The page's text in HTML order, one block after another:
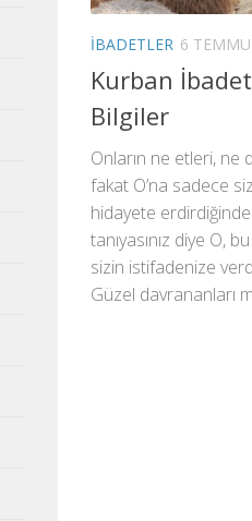
İBADETLER 6
Kurban
Bilgiler
Onların ne etleri, ne
fakat O’na sadece
hidayete
tanıyasınız diye O,
sizin istifadenize
Güzel davrananları